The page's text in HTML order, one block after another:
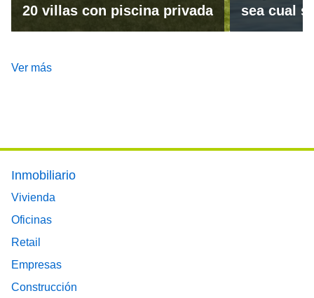
20 villas con piscina privada
sea cual
Ver más
Footer main menu
Inmobiliario
Vivienda
Oficinas
Retail
Empresas
Construcción